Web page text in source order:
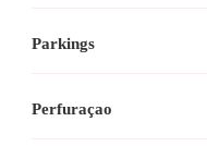
Parkings
Perfuraçao